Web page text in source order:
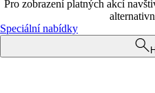
Pro zobrazení platných akcí
Speciální nabídky